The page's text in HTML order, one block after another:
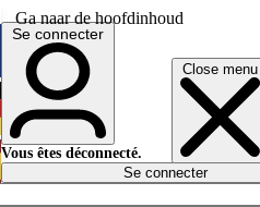
Ga naar de hoofdinhoud
Close menu
English
Deutsch
Español
Se connecter
Vous êtes déconnecté.
Se connecter